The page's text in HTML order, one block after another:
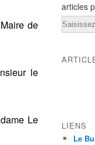
de
le
Le
articles
Email
LIENS
Le